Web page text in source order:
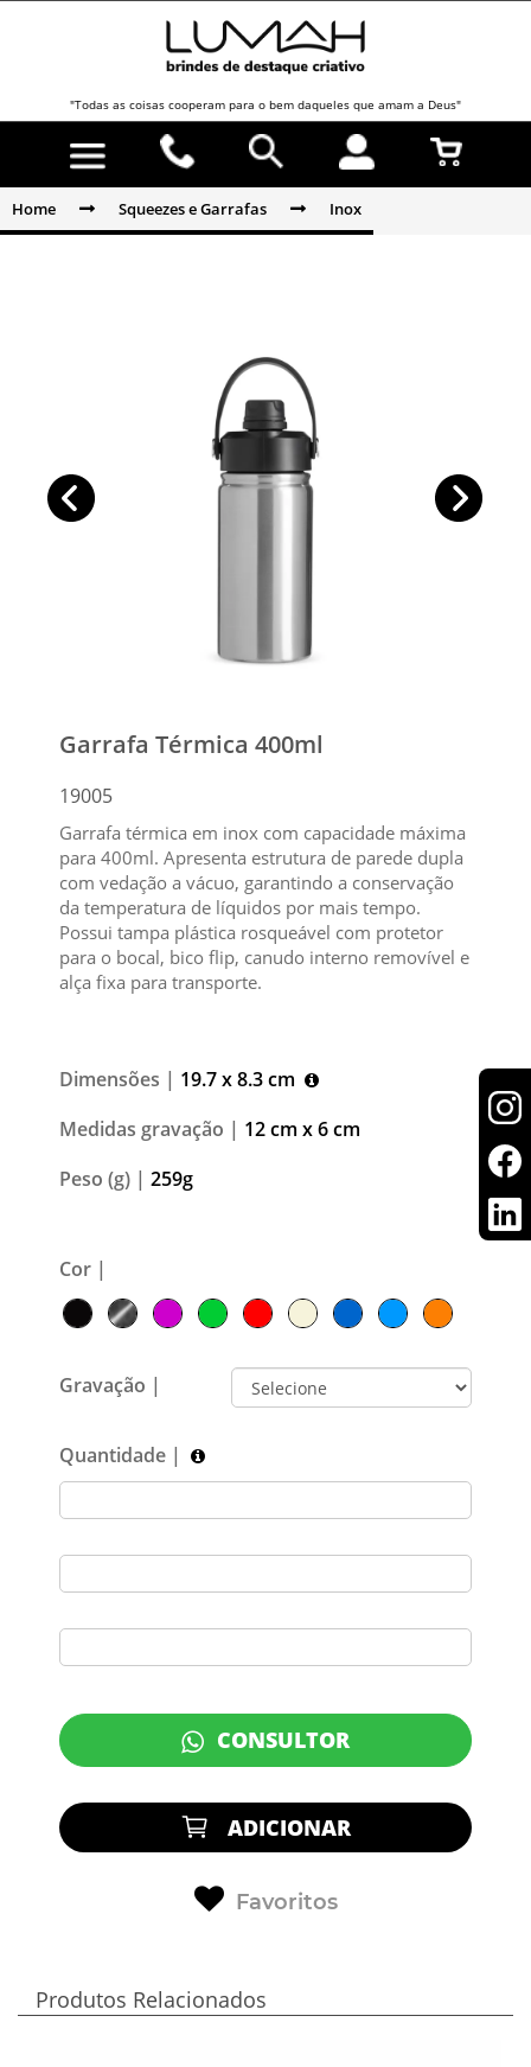
"Todas as coisas cooperam para o bem daqueles que amam a Deus"
Home Squeezes e Garrafas Inox
Garrafa Térmica 400ml
19005
Garrafa térmica em inox com capacidade máxima
para 400ml. Apresenta estrutura de parede dupla
com vedação a vácuo, garantindo a conservação
da temperatura de líquidos por mais tempo.
Possui tampa plástica rosqueável com protetor
para o bocal, bico flip, canudo interno removível e
alça fixa para transporte.
Dimensões | 19.7 x 8.3 cm
Medidas gravação | 12 cm x 6 cm
Peso (g) | 259g
Cor |
Gravação |
Quantidade |
CONSULTOR
ADICIONAR
Favoritos
Produtos Relacionados